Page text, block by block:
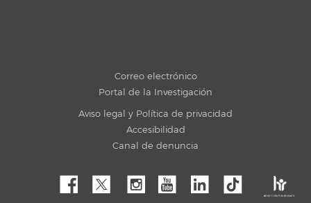
Correo electrónico
Portal de la Investigación
Aviso legal y Política de privacidad
Accesibilidad
Canal de denuncia